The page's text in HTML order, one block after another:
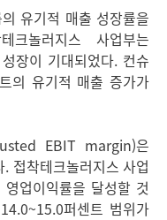
유기적 매출 성장률을
크놀러지스 사업부는
장이 기대되었다. 컨슈
의 유기적 매출 증가가
EBIT margin)은
접착테크놀러지스 사업
업이익률을 달성할 것
퍼센트 범위가